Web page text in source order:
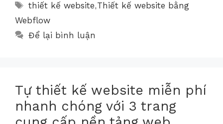
thiết kế website,Thiết kế website bằng
Webflow
Để lại bình luận
Tự thiết kế website miễn phí
nhanh chóng với 3 trang